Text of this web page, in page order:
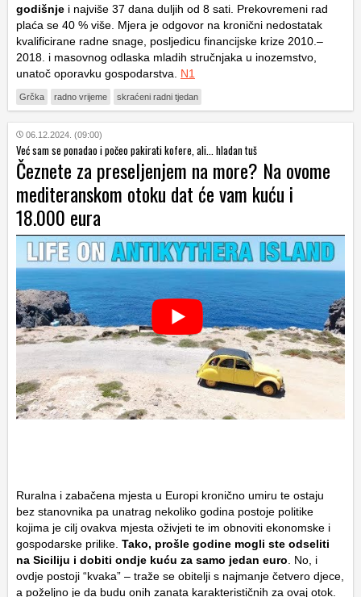
godišnje i najviše 37 dana duljih od 8 sati. Prekovremeni rad
plaća se 40 % više. Mjera je odgovor na kronični nedostatak
kvalificirane radne snage, posljedicu financijske krize 2010.–
2018. i masovnog odlaska mladih stručnjaka u inozemstvo,
unatoč oporavku gospodarstva. N1
Grčka radno vrijeme skraćeni radni tjedan
06.12.2024. (09:00)
Već sam se ponadao i počeo pakirati kofere, ali... hladan tuš
Čeznete za preseljenjem na more? Na ovome
mediteranskom otoku dat će vam kuću i
18.000 eura
Ruralna i zabačena mjesta u Europi kronično umiru te ostaju
bez stanovnika pa unatrag nekoliko godina postoje politike
kojima je cilj ovakva mjesta oživjeti te im obnoviti ekonomske i
gospodarske prilike. Tako, prošle godine mogli ste odseliti
na Siciliju i dobiti ondje kuću za samo jedan euro . No, i
ovdje postoji “kvaka” – traže se obitelji s najmanje četvero djece,
a poželjno je da budu onih zanata karakterističnih za ovaj otok.